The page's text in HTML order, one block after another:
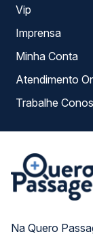
Na Quero
Vip
Imprensa
Minha Conta
Trabalhe